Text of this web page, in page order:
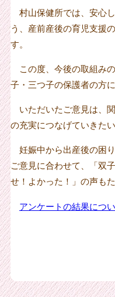
村山保健所では、安心
う、産前産後の育児支援
す。
この度、今後の取組み
子・三つ子の保護者の方
いただいたご意見は、
の充実につなげていきた
妊娠中から出産後の困
ご意見に合わせて、「双
せ！よかった！」の声も
アンケートの結果につ